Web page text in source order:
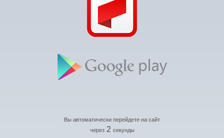
Вы автоматически перейдете на сайт
через 2 секунды